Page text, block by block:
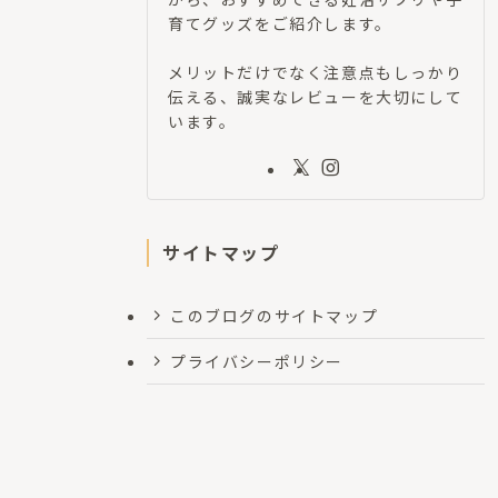
育てグッズをご紹介します。
メリットだけでなく注意点もしっかり
伝える、誠実なレビューを大切にして
います。
サイトマップ
このブログのサイトマップ
プライバシーポリシー